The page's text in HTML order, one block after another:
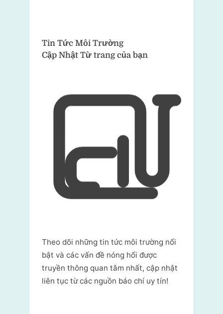
Tin Tức Môi Trường
Cập Nhật Từ trang của bạn
Theo dõi những tin tức môi trường nổi
bật và các vấn đề nóng hổi được
truyền thông quan tâm nhất, cập nhật
liên tục từ các nguồn báo chí uy tín!